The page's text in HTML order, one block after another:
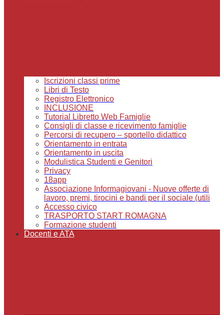
Iscrizioni classi prime
Libri di Testo
Registro Elettronico
INCLUSIONE
Tutorial Libretto Web Famiglie
Consigli di classe e ricevimento famiglie
Percorsi di recupero – sportello didattico
Orientamento in entrata
Orientamento in uscita
Modulistica Studenti e Genitori
Privacy
18app
Associazione Informagiovani - Nuove offerte di
lavoro, premi, tirocini e bandi per il sociale (utili
Accesso civico
TRASPORTO START ROMAGNA
Formazione studenti
Docenti e ATA